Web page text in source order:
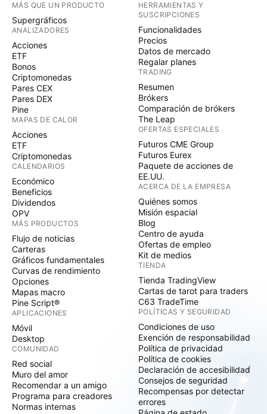
MÁS QUE UN PRODUCTO
Supergráficos
ANALIZADORES
Acciones
ETF
Bonos
Criptomonedas
Pares CEX
Pares DEX
Pine
MAPAS DE CALOR
Acciones
ETF
Criptomonedas
CALENDARIOS
Económico
Beneficios
Dividendos
OPV
MÁS PRODUCTOS
Flujo de noticias
Carteras
Gráficos fundamentales
Curvas de rendimiento
Opciones
Mapas macro
Pine Script®
APLICACIONES
Móvil
Desktop
COMUNIDAD
Red social
Muro del amor
Recomendar a un amigo
Programa para creadores
Normas internas
HERRAMIENTAS Y
SUSCRIPCIONES
Funcionalidades
Precios
Datos de mercado
Regalar planes
TRADING
Resumen
Brókers
Comparación de brókers
The Leap
OFERTAS ESPECIALES
Futuros CME Group
Futuros Eurex
Paquete de acciones de
EE.UU.
ACERCA DE LA EMPRESA
Quiénes somos
Misión espacial
Blog
Centro de ayuda
Ofertas de empleo
Kit de medios
TIENDA
Tienda TradingView
Cartas de tarot para traders
C63 TradeTime
POLÍTICAS Y SEGURIDAD
Condiciones de uso
Exención de responsabilidad
Política de privacidad
Política de cookies
Declaración de accesibilidad
Consejos de seguridad
Recompensas por detectar
errores